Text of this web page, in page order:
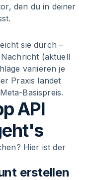
den du in deiner
sie durch –
(aktuell
variieren je
Praxis landet
Basispreis.
API
Hier ist der
erstellen